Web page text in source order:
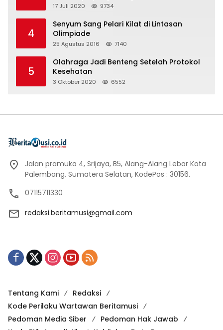
17 Juli 2020 9734
4
Senyum Sang Pelari Kilat di Lintasan
Olimpiade
25 Agustus 2016 7140
5
Olahraga Jadi Benteng Setelah Protokol
Kesehatan
3 Oktober 2020 6552
Jalan pramuka 4, Srijaya, B5, Alang-Alang Lebar Kota
Palembang, Sumatera Selatan, KodePos : 30156.
07115711330
redaksi.beritamusi@gmail.com
Tentang Kami
Redaksi
Kode Perilaku Wartawan Beritamusi
Pedoman Media Siber
Pedoman Hak Jawab